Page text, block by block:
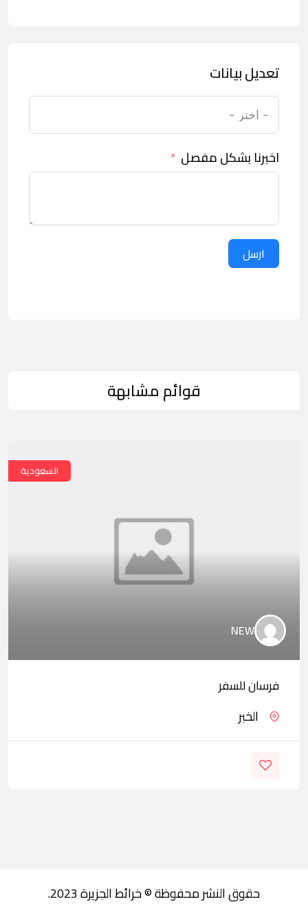
تعديل بيانات
اخبرنا بشكل مفصل
ارسل
قوائم مشابهة
السعودية
NEW
فرسان للسفر
الخبر
حقوق النشر محفوظة © خرائط الجزيرة 2023.